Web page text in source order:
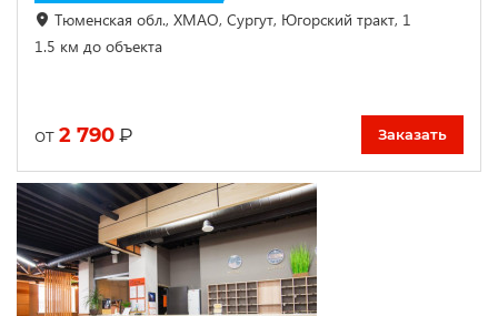
Тюменская обл., ХМАО, Сургут, Югорский тракт, 1
1.5 км до объекта
от 2 790 ₽ Заказать